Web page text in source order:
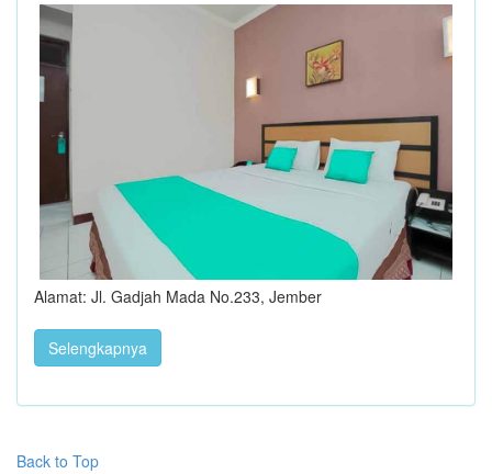
Alamat: Jl. Gadjah Mada No.233, Jember
Selengkapnya
Back to Top